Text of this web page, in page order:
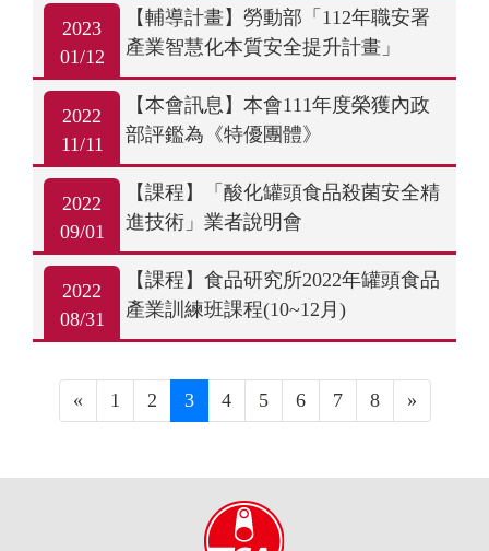
2023
01/12
【輔導計畫】勞動部「112年職安署
產業智慧化本質安全提升計畫」
2022
11/11
【本會訊息】本會111年度榮獲內政
部評鑑為《特優團體》
2022
09/01
【課程】「酸化罐頭食品殺菌安全精
進技術」業者說明會
2022
08/31
【課程】食品研究所2022年罐頭食品
產業訓練班課程(10~12月)
« 1 2 3 4 5 6 7 8 »